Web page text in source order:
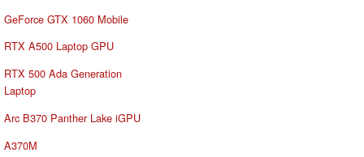
GeForce GTX 1060 Mobile
RTX A500 Laptop GPU
RTX 500 Ada Generation
Laptop
Arc B370 Panther Lake iGPU
A370M